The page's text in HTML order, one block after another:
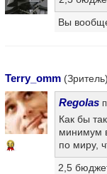
Вы
Terry_omm
10
Regolas
Как бы
минимум
по миру,
2,5